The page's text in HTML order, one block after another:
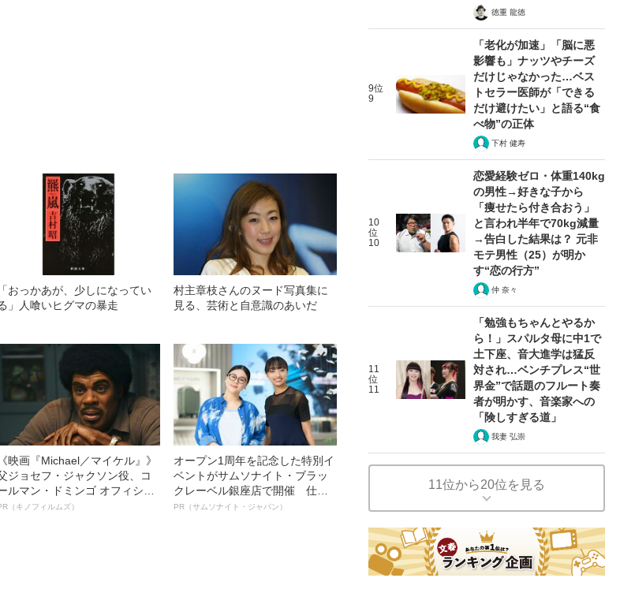
「おっかあが、少しになってい
」人喰いヒグマの暴走
村主章枝さんのヌード写真集に
見る、芸術と自意識のあいだ
《映画『Michael／マイケル』》
ジョセフ・ジャクソン役、コ
ルマン・ドミンゴ オフィシャ
インタビュー“観客を魅了した
（キノフィルムズ）
オープン1周年を記念した特別イ
ベントがサムソナイト・ブラッ
クレーベル銀座店で開催 仕事
も人生も自分らしく～笑顔あふ
PR（サムソナイト・ジャパン）
徳重 龍徳
9位
9
「老化が加速」「脳に悪
影響も」ナッツやチーズ
だけじゃなかった…ベス
トセラー医師が「できる
だけ避けたい」と語る“食
べ物”の正体
下村 健寿
10
位
10
恋愛経験ゼロ・体重140kg
の男性→好きな子から
「痩せたら付き合おう」
と言われ半年で70kg減量
→告白した結果は？ 元非
モテ男性（25）が明か
す“恋の行方”
仲 奈々
11
位
11
「勉強もちゃんとやるか
ら！」スパルタ母に中1で
土下座、音大進学は猛反
対され…ベンチプレス“世
界金”で話題のフルート奏
者が明かす、音楽家への
「険しすぎる道」
我妻 弘崇
11位から20位を見る